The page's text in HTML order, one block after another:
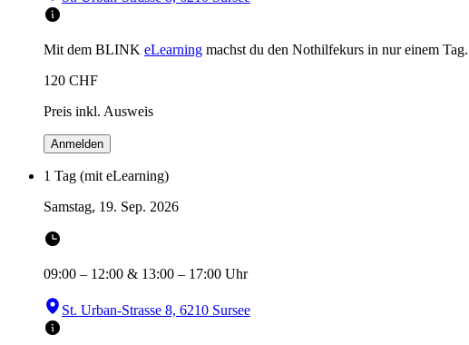
Mit dem BLINK eLearning machst du den Nothilfekurs in nur einem Tag.
120 CHF
Preis inkl. Ausweis
Anmelden
1 Tag (mit eLearning)
Samstag, 19. Sep. 2026
09:00 – 12:00 & 13:00 – 17:00 Uhr
St. Urban-Strasse 8, 6210 Sursee